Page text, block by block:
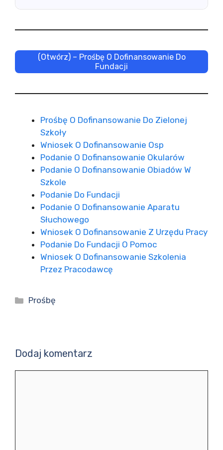
(Otwórz) – Prośbę O Dofinansowanie Do
Fundacji
Prośbę O Dofinansowanie Do Zielonej
Szkoły
Wniosek O Dofinansowanie Osp
Podanie O Dofinansowanie Okularów
Podanie O Dofinansowanie Obiadów W
Szkole
Podanie Do Fundacji
Podanie O Dofinansowanie Aparatu
Słuchowego
Wniosek O Dofinansowanie Z Urzędu Pracy
Podanie Do Fundacji O Pomoc
Wniosek O Dofinansowanie Szkolenia
Przez Pracodawcę
Kategorie
Prośbę
Dodaj komentarz